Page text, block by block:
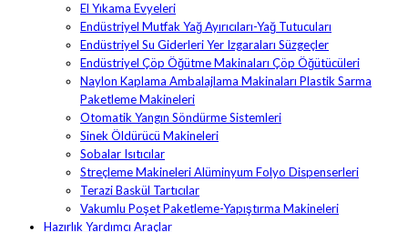
El Yıkama Evyeleri
Endüstriyel Mutfak Yağ Ayırıcıları-Yağ Tutucuları
Endüstriyel Su Giderleri Yer Izgaraları Süzgeçler
Endüstriyel Çöp Öğütme Makinaları Çöp Öğütücüleri
Naylon Kaplama Ambalajlama Makinaları Plastik Sarma
Paketleme Makineleri
Otomatik Yangın Söndürme Sistemleri
Sinek Öldürücü Makineleri
Sobalar Isıtıcılar
Streçleme Makineleri Alüminyum Folyo Dispenserleri
Terazi Baskül Tartıcılar
Vakumlu Poşet Paketleme-Yapıştırma Makineleri
Hazırlık Yardımcı Araçlar